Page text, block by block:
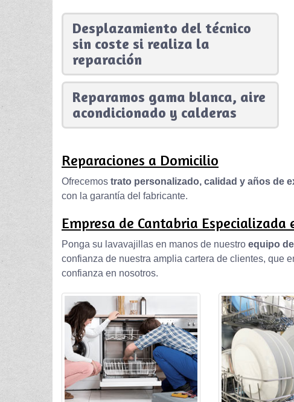
Desplazamiento del técnico
sin coste si realiza la
reparación
Reparamos gama blanca, aire
acondicionado y calderas
Reparaciones a Domicilio
Ofrecemos trato personalizado, calidad y años de
con la garantía del fabricante.
Empresa de Cantabria
Ponga su lavavajillas en manos de nuestro equipo
confianza de nuestra amplia cartera de clientes, que
confianza en nosotros.